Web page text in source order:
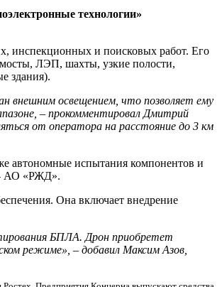
технологии»
инспекционных и поисковых работ. Его
ЛЭП, шахты, узкие полости,
здания).
внешним освещением, что позволяет ему
– прокомментировал Дмитрий
от оператора на расстояние до 3 км
автономные испытания компонентов и
– АО «РЖД».
Она включает внедрение
БПЛА. Дрон приобретет
режиме», – добавил Максим Азов,